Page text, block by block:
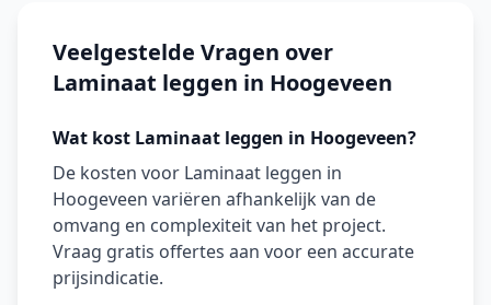
Veelgestelde Vragen over
Laminaat leggen in Hoogeveen
Wat kost Laminaat leggen in Hoogeveen?
De kosten voor Laminaat leggen in
Hoogeveen variëren afhankelijk van de
omvang en complexiteit van het project.
Vraag gratis offertes aan voor een accurate
prijsindicatie.